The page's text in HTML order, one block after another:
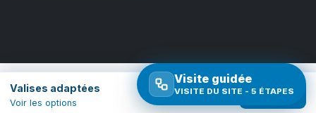
Valises adaptées
Voir les options
Comparer
Visite guidée
VISITE DU SITE - 5 ÉTAPES